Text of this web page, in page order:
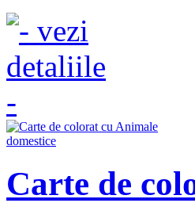
Carte de